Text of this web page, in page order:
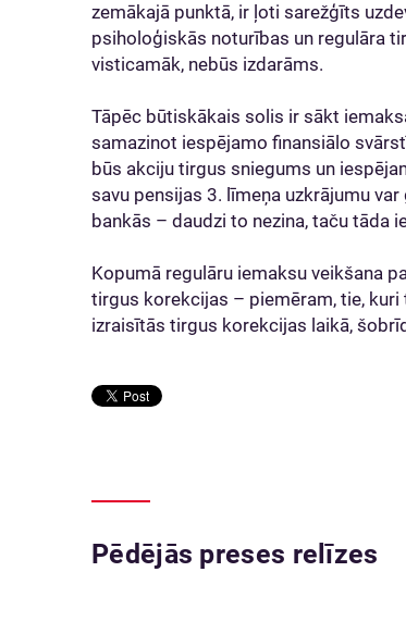
zemākajā punktā, ir ļoti sarežģīts
psiholoģiskās noturības un regulāra
visticamāk, nebūs izdarāms.
Tāpēc būtiskākais solis ir sākt
samazinot iespējamo finansiālo
būs akciju tirgus sniegums un
savu pensijas 3. līmeņa uzkrājumu
bankās – daudzi to nezina, taču tāda
Kopumā regulāru iemaksu veikšana
tirgus korekcijas – piemēram, tie,
izraisītās tirgus korekcijas laikā,
Pēdējās preses relīzes